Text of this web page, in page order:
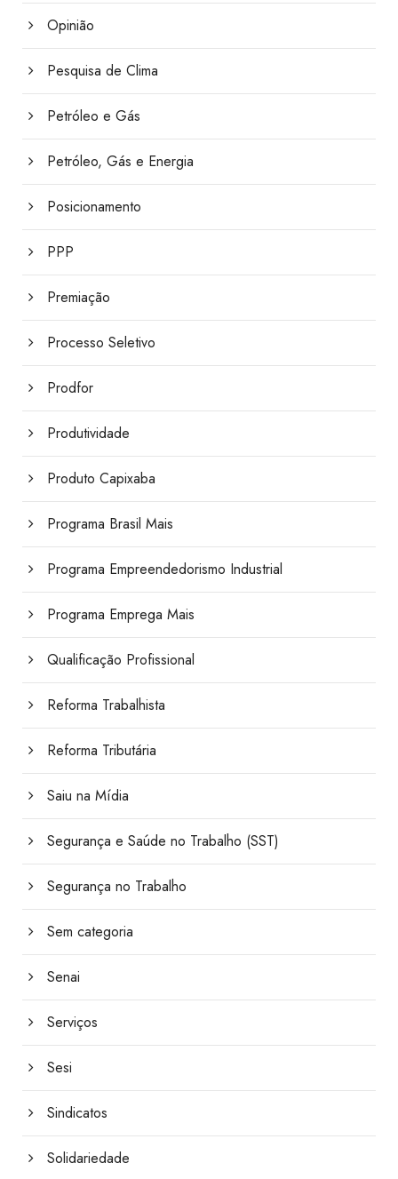
Opinião
Pesquisa de Clima
Petróleo e Gás
Petróleo, Gás e Energia
Posicionamento
PPP
Premiação
Processo Seletivo
Prodfor
Produtividade
Produto Capixaba
Programa Brasil Mais
Programa Empreendedorismo Industrial
Programa Emprega Mais
Qualificação Profissional
Reforma Trabalhista
Reforma Tributária
Saiu na Mídia
Segurança e Saúde no Trabalho (SST)
Segurança no Trabalho
Sem categoria
Senai
Serviços
Sesi
Sindicatos
Solidariedade